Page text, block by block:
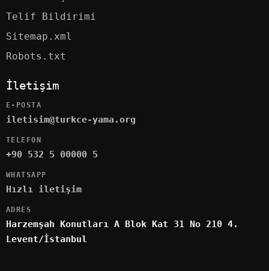
Telif Bildirimi
Sitemap.xml
Robots.txt
İletişim
E-POSTA
iletisim@turkce-yama.org
TELEFON
+90 532 5 00000 5
WHATSAPP
Hızlı iletişim
ADRES
Harzemşah Konutları A Blok Kat 31 No 210 4.
Levent/İstanbul